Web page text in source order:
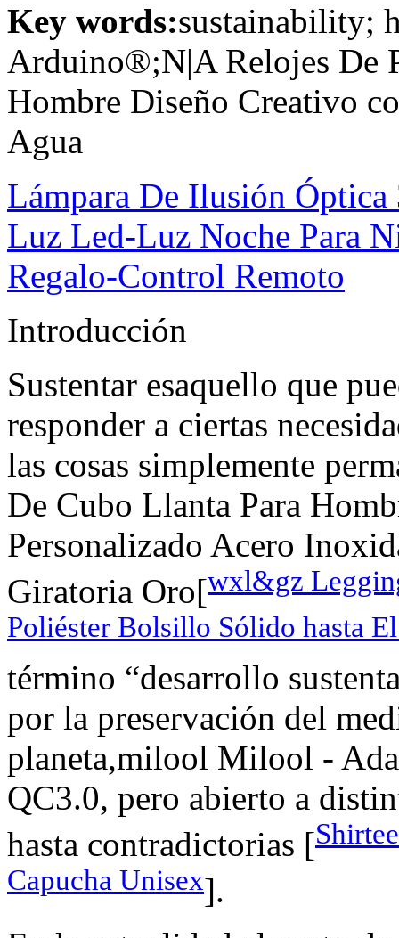
Key words:sustainability;
Arduino®;N|A Relojes De
Hombre Diseño Creativo
Agua
Lámpara De Ilusión Óptica
Luz Led-Luz Noche Para
Regalo-Control Remoto
Introducción
Sustentar esaquello que
responder a ciertas
las cosas simplemente
De Cubo Llanta Para
Personalizado Acero
Giratoria Oro[wxl&gz
Poliéster Bolsillo Sólido hasta
término “desarrollo
por la preservación del
planeta,milool Milool -
QC3.0, pero abierto a
hasta contradictorias [
Capucha Unisex].